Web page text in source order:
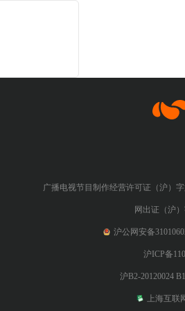
广播电视节目制作经营许可证（沪）字
网出证（沪
沪公网安备
沪ICP备
沪B2-20120024
上海互联
心动网络